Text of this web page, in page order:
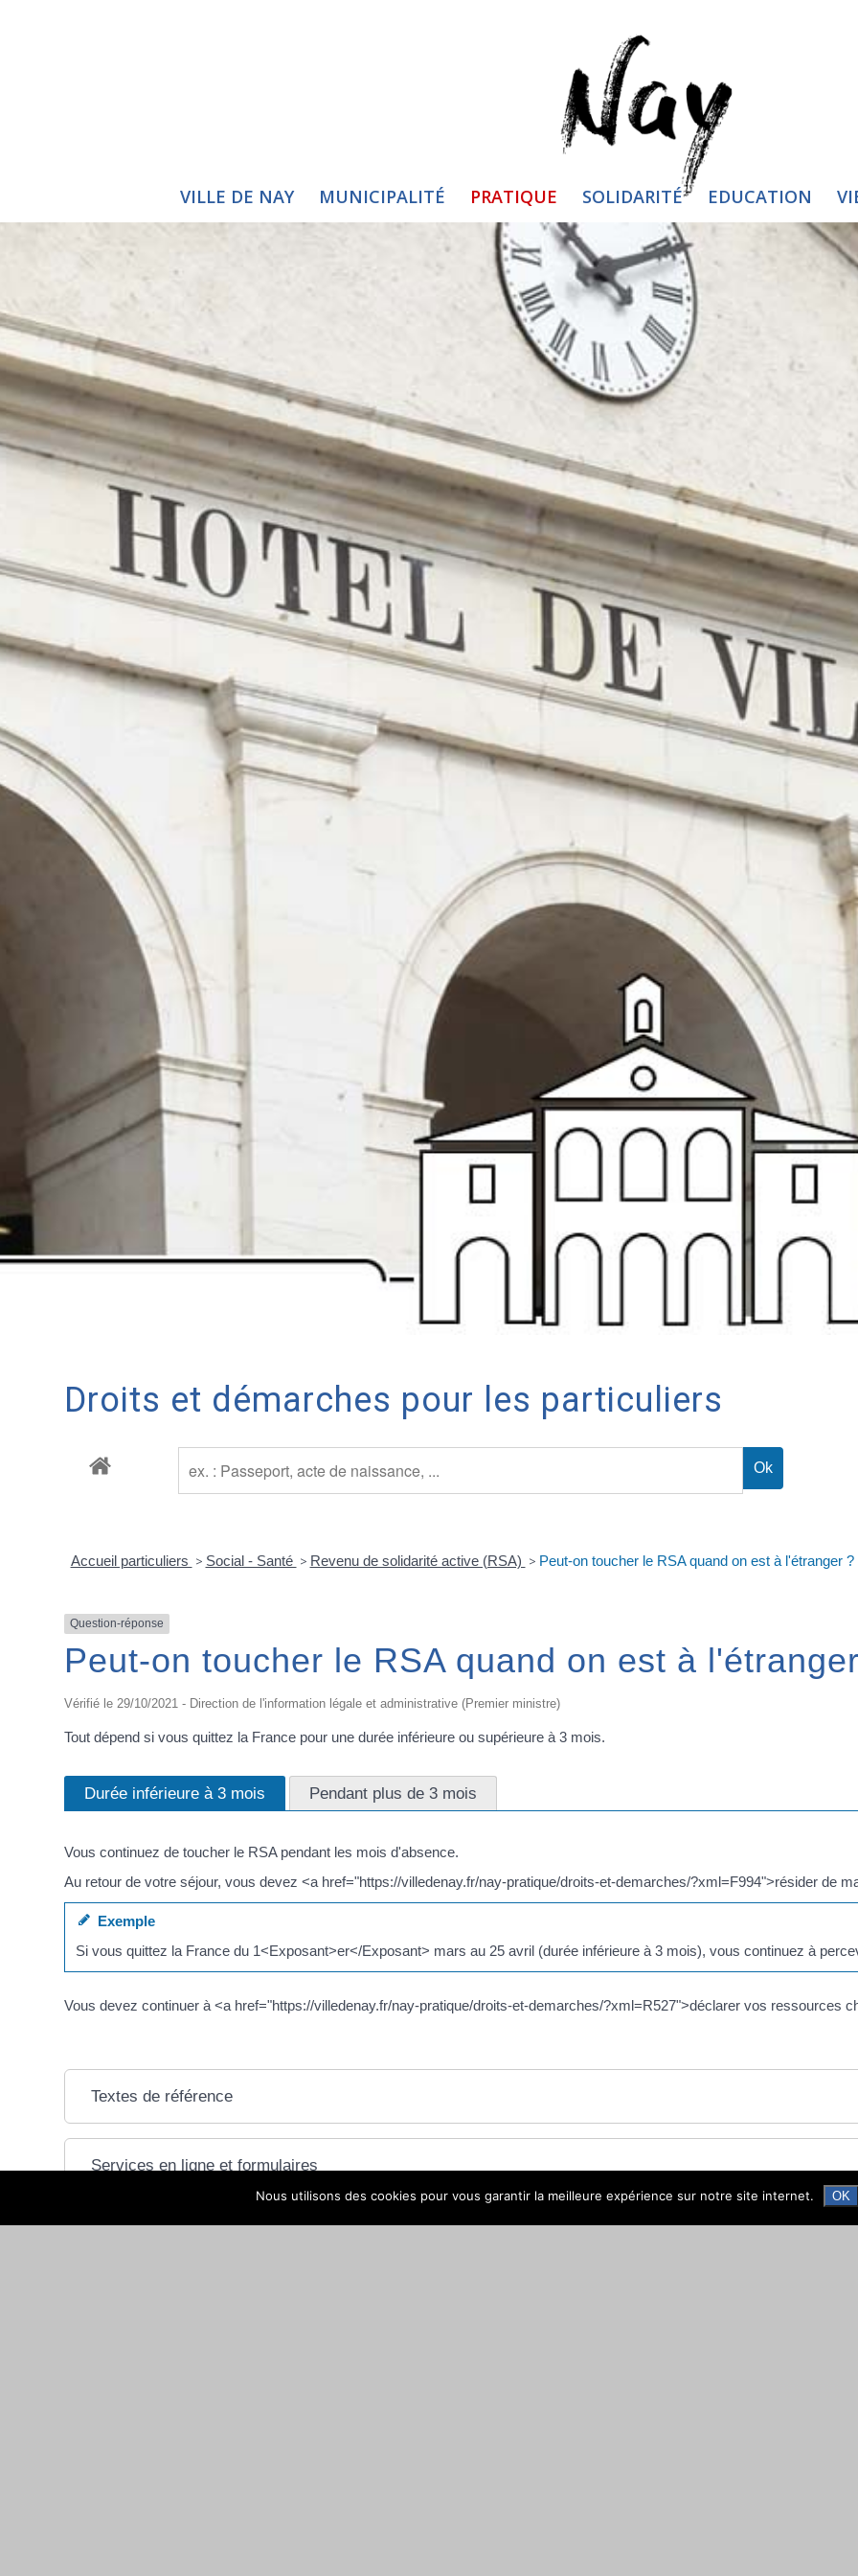
VILLE DE NAY MUNICIPALITÉ PRATIQUE SOLIDARITÉ EDUCATION
Droits et démarches pour les particuliers
Accueil particuliers > Social - Santé > Revenu de solidarité active (RSA) > Peut-on toucher le RSA quand on est à l'étranger ?
Question-réponse
Peut-on toucher le RSA quand on est à
Vérifié le 29/10/2021 - Direction de l'information légale et administrative (Premier ministre)
Tout dépend si vous quittez la France pour une durée inférieure ou supérieure à 3 mois.
Durée inférieure à 3 mois Pendant plus de 3 mois
Vous continuez de toucher le RSA pendant les mois d'absence.
Au retour de votre séjour, vous devez <a href="https://villedenay.fr/nay-pratique/droits-et-demarches/?xml=F994">résider de
Exemple
Si vous quittez la France du 1<Exposant>er</Exposant> mars au 25 avril (durée inférieure à 3 mois), vous continuez à
Vous devez continuer à <a href="https://villedenay.fr/nay-pratique/droits-et-demarches/?xml=R527">déclarer vos ressources
Textes de référence
Services en ligne et formulaires
Questions ? Réponses !
Nous utilisons des cookies pour vous garantir la meilleure expérience sur notre site internet. OK